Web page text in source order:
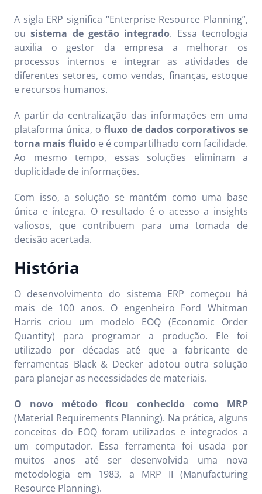
A sigla ERP significa “Enterprise Resource Planning”,
ousistema de gestão integrado. Essa tecnologia
auxilia o gestor da empresa a melhorar os
processos internos e integrar as atividades de
diferentes setores, como vendas, finanças, estoque
e recursos humanos.
A partir da centralização das informações em uma
plataforma única, o fluxo de dados corporativos se
torna mais fluidoe é compartilhado com facilidade.
Ao mesmo tempo, essas soluções eliminam a
duplicidade de informações.
Com isso, a solução se mantém como uma base
única e íntegra. O resultado é o acesso a insights
valiosos, que contribuem para uma tomada de
decisão acertada.
História
O desenvolvimento do sistema ERP começou há
mais de 100 anos. O engenheiro Ford Whitman
Harris criou um modelo EOQ (Economic Order
Quantity) para programar a produção. Ele foi
utilizado por décadas até que a fabricante de
ferramentas Black & Decker adotou outra solução
para planejar as necessidades de materiais.
O novo método ficou conhecido como MRP
(Material Requirements Planning). Na prática, alguns
conceitos do EOQ foram utilizados e integrados a
um computador. Essa ferramenta foi usada por
muitos anos até ser desenvolvida uma nova
metodologia em 1983, a MRP II (Manufacturing
Resource Planning).